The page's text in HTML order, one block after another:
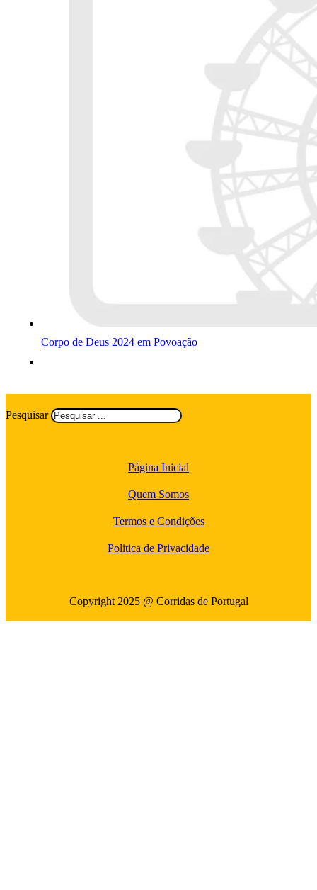
Corpo de Deus 2024 em Povoação
Pesquisar
Página Inicial
Quem Somos
Termos e Condições
Politica de Privacidade
Copyright 2025 @ Corridas de Portugal